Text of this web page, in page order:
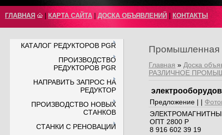
ГЛАВНАЯ КАРТА САЙТА ДОСКА ОБЪЯВЛЕНИЙ КОНТАКТЫ
КАТАЛОГ РЕДУКТОРОВ PGR
ПРОИЗВОДСТВО
РЕДУКТОРОВ PGR
НАПРАВИТЬ ЗАПРОС НА
РЕДУКТОР
ПРОИЗВОДСТВО НОВЫХ
СТАНКОВ
СТАНКИ С РЕНОВАЦИИ
Промышленная
Главная » Доска
РАЗЛИЧНОЕ
Предложение | |
ОПТ 2800 Р
8 916 602 39 19